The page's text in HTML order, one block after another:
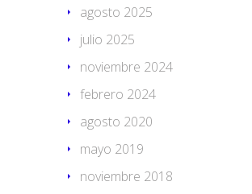
agosto 2025
julio 2025
noviembre 2024
febrero 2024
agosto 2020
mayo 2019
noviembre 2018